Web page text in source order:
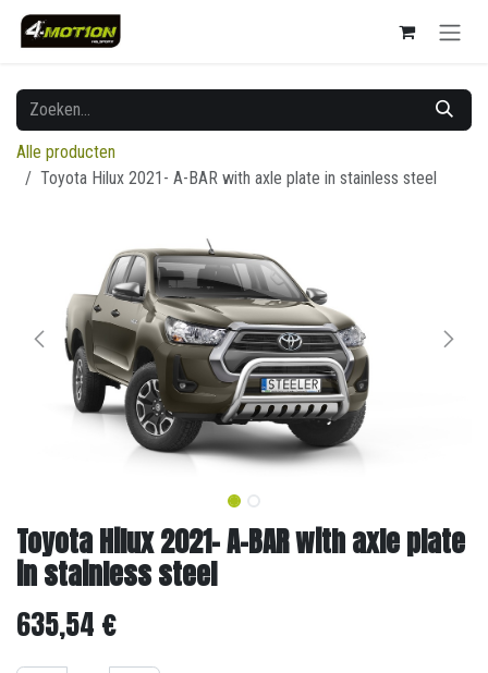
Overslaan naar inhoud
Alle producten
Toyota Hilux 2021- A-BAR with axle plate in stainless steel
Toyota Hilux 2021- A-BAR with axle plate
in stainless steel
635,54 €